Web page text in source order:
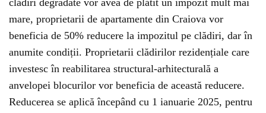
clădiri degradate vor avea de plătit un impozit mult mai
mare, proprietarii de apartamente din Craiova vor
beneficia de 50% reducere la impozitul pe clădiri, dar în
anumite condiții. Proprietarii clădirilor rezidențiale care
investesc în reabilitarea structural-arhitecturală a
anvelopei blocurilor vor beneficia de această reducere.
Reducerea se aplică începând cu 1 ianuarie 2025, pentru